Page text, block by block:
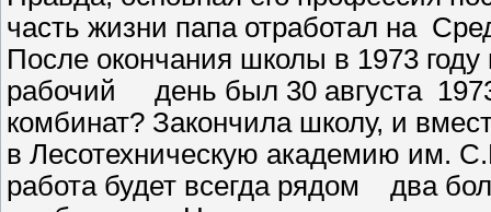
часть жизни папа отработал на
После окончания школы в 1973
рабочий день был 30 августа
комбинат? Закончила школу, и
в Лесотехническую академию
работа будет всегда рядом два